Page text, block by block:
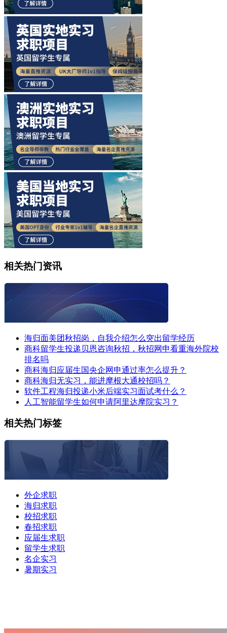
相关热门资讯
海归面美团秋招岗，自我介绍怎么突出留学经历
商科留学生投递贝恩咨询秋招，秋招网申看重海外院校
排名吗
商科海归应届生国央企网申通过率怎么提升？
商科海归无实习，能进摩根大通校招吗？
软件工程海归投递小米后端实习面试考什么？
人工智能留学生如何申请阿里达摩院实习？
相关热门标签
外企求职
海归求职
校招求职
春招求职
应届生求职
留学生求职
名企实习
暑期实习